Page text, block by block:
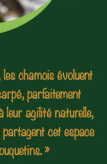
chamois évoluent
parfaitement
leur agilité naturelle,
cet espace
»